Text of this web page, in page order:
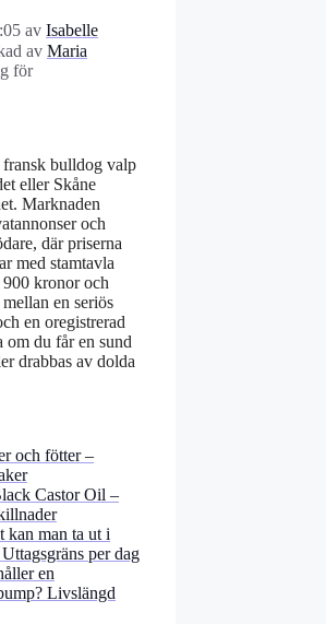
av Isabelle
av Maria
för
fransk bulldog valp
eller Skåne
Marknaden
och
där priserna
med stamtavla
kronor och
en seriös
en oregistrerad
om du får en sund
drabbas av dolda
och fötter –
Castor Oil –
kan man ta ut i
per dag
en
Livslängd